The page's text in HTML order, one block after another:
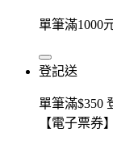
單筆滿1000
登記送
單筆滿$350
【電子票券